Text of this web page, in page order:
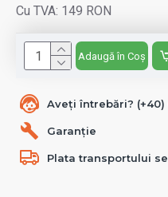
Aveți întrebări? (+40)
Garanție
Plata transportului
Cu TVA: 149 RON
Adaugă în Coș